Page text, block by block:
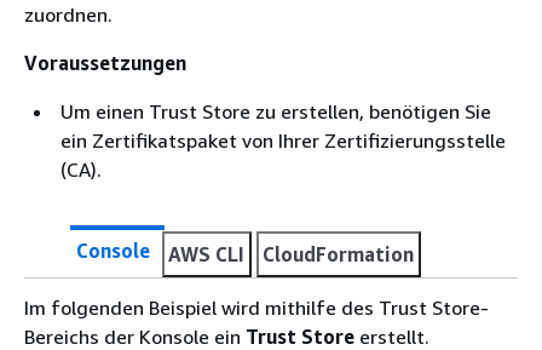
zuordnen.
Voraussetzungen
Um einen Trust Store zu erstellen, benötigen Sie
ein Zertifikatspaket von Ihrer Zertifizierungsstelle
(CA).
Console AWS CLI CloudFormation
Im folgenden Beispiel wird mithilfe des Trust Store-
Bereichs der Konsole ein Trust Store erstellt.